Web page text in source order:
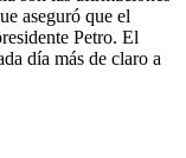
aseguró que el
Petro. El
día más de claro a